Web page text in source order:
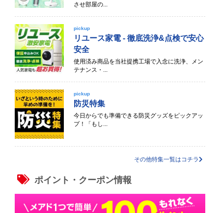
させ部屋の...
pickup
リユース家電 - 徹底洗浄&点検で安心
安全
使用済み商品を当社提携工場で入念に洗浄、メン
テナンス・...
pickup
防災特集
今日からでも準備できる防災グッズをピックアッ
プ！「もし...
その他特集一覧はコチラ
ポイント・クーポン情報